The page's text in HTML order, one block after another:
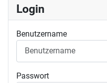
Login
Benutzername
Passwort